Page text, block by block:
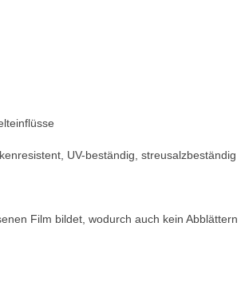
UV-beständig, streusalzbeständig
Film bildet, wodurch auch kein Abblättern